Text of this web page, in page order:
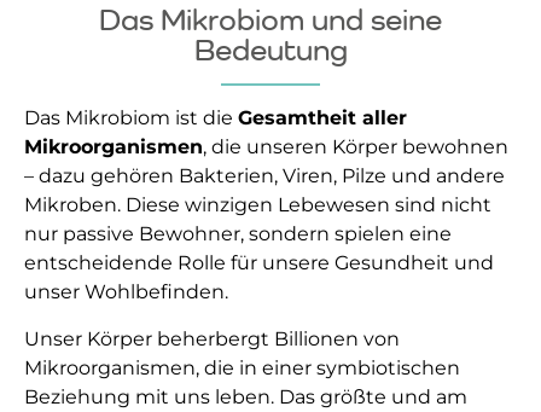
Das Mikrobiom und seine
Bedeutung
Das Mikrobiom ist die Gesamtheit aller
Mikroorganismen, die unseren Körper bewohnen
– dazu gehören Bakterien, Viren, Pilze und andere
Mikroben. Diese winzigen Lebewesen sind nicht
nur passive Bewohner, sondern spielen eine
entscheidende Rolle für unsere Gesundheit und
unser Wohlbefinden.
Unser Körper beherbergt Billionen von
Mikroorganismen, die in einer symbiotischen
Beziehung mit uns leben. Das größte und am